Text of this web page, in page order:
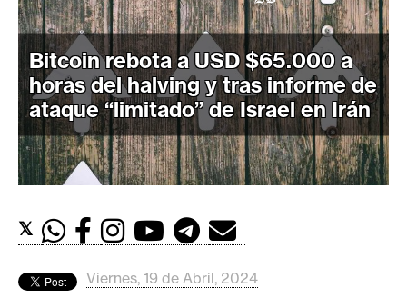
C
r
i
p
t
o
M
e
a
o
Bitcoin rebota a USD $65.000 a
horas del halving y tras informe de
ataque “limitado” de Israel en Irán
𝕏
Viernes, 19 de Abril, 2024